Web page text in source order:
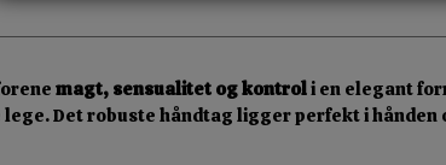
magt, sensualitet og kontroli en elegant
Det robuste håndtag ligger perfekt i